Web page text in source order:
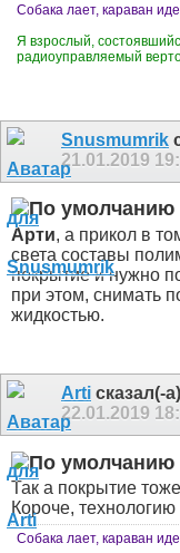
Собака лает, караван
Я взрослый,
радиоуправляемый
Snusmumrik
21.01.2019
Арти, а прикол в
света составы
покрытие и нужно
при этом, снимать
жидкостью.
Arti сказал(-
22.01.2019
Так а покрытие
Короче,
Собака лает, караван